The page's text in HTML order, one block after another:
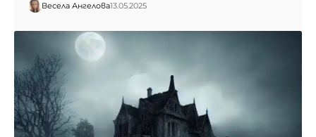
Весела Ангелова13.05.2025